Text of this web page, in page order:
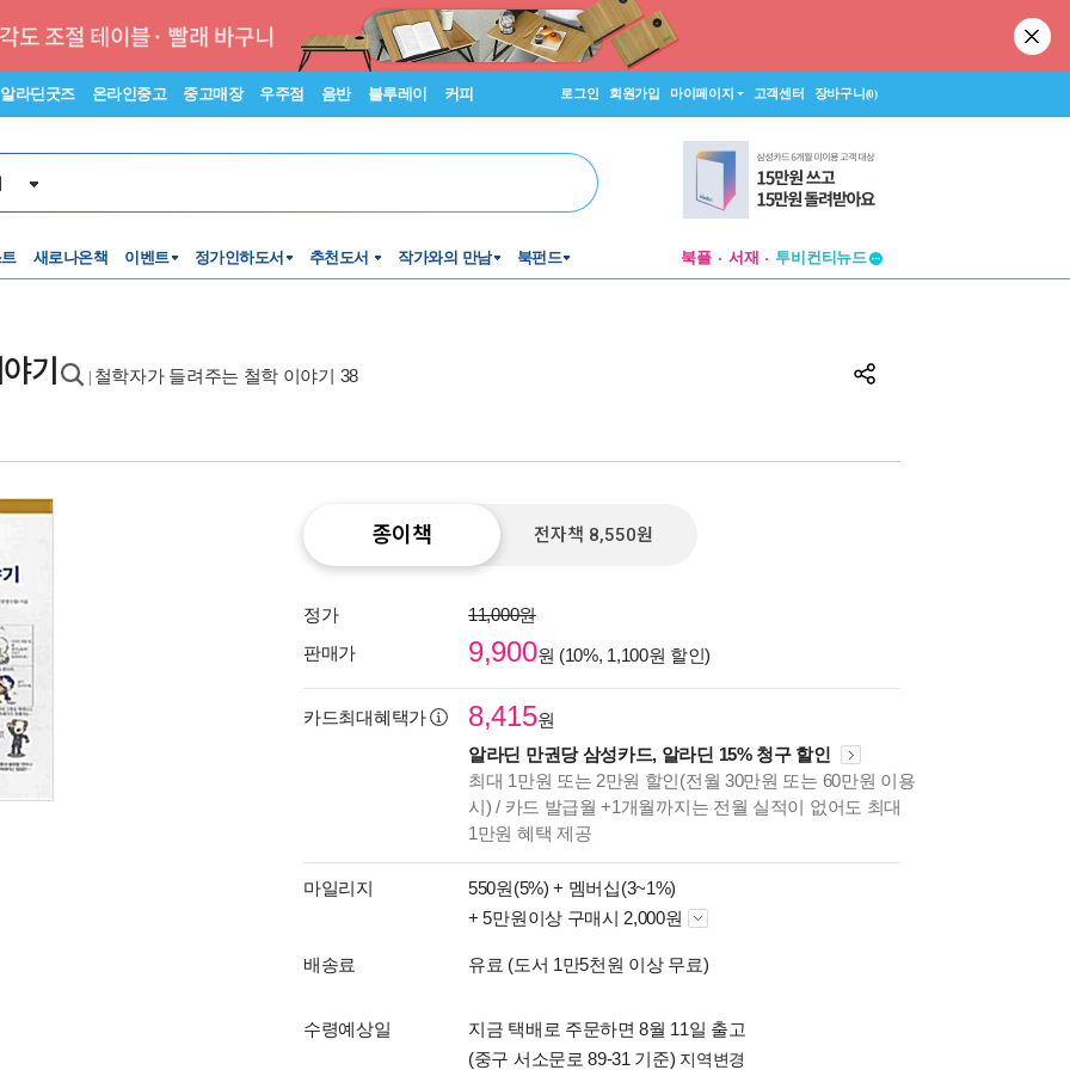
알라딘굿즈 온라인중고 중고매장 우주점 음반 블루레이 커피 로그인 회원가입 마이페이지 고객센터 장바구니(0)
새로나온책 이벤트 정가인하도서 추천도서 작가와의 만남 북펀드 북플 서재
투비컨티뉴드
기 철학자가 들려주는 철학 이야기 38
종이책 전자책 8,550원
정가
11,000원
판매가
9,900원 (10%, 1,100원 할인)
카드최대혜택가 8,415원
알라딘 만권당 삼성카드, 알라딘 15% 청구 할인
최대 1만원 또는 2만원 할인(전월 30만원 또는 60만원 이용
시) / 카드 발급월 +1개월까지는 전월 실적이 없어도 최대
1만원 혜택 제공
마일리지 550원(5%) + 멤버십(3~1%)
+ 5만원이상 구매시 2,000원
배송료 유료 (도서 1만5천원 이상 무료)
수령예상일
지금 택배로 주문하면 8월 11일 출고
(중구 서소문로 89-31 기준) 지역변경